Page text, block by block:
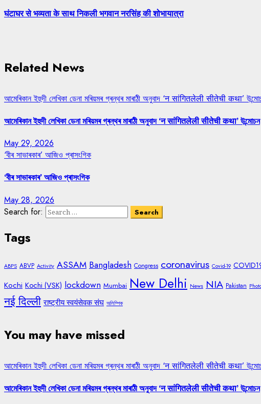
घंटाघर से भव्यता के साथ निकली भगवान नरसिंह की शोभायात्रा
Related News
আমেৰিকান ইহুদী লেখিকা ডেনা মৰিয়মৰ গ্ৰন্থৰ মাৰাঠী অনুবাদ ‘न सांगितलेली सीतेची कथा’
আমেৰিকান ইহুদী লেখিকা ডেনা মৰিয়মৰ গ্ৰন্থৰ মাৰাঠী অনুবাদ ‘न सांगितलेली सीतेची कथा’ উন্মোচন
May 29, 2026
‘বীৰ সাভাৰকাৰ’ আজিও প্ৰাসংগিক
‘বীৰ সাভাৰকাৰ’ আজিও প্ৰাসংগিক
May 28, 2026
Search for:
Tags
ABPS ABVP Activity ASSAM Bangladesh Congress coronavirus Covid-19
Kochi Kochi (VSK) lockdown Mumbai New Delhi News NIA Pakistan
नई दिल्ली राष्ट्रीय स्वयंसेवक संघ অলিম্পিক
You may have missed
আমেৰিকান ইহুদী লেখিকা ডেনা মৰিয়মৰ গ্ৰন্থৰ মাৰাঠী অনুবাদ ‘न सांगितलेली सीतेची कथा’
আমেৰিকান ইহুদী লেখিকা ডেনা মৰিয়মৰ গ্ৰন্থৰ মাৰাঠী অনুবাদ ‘न सांगितलेली सीतेची कथा’ উন্মোচন